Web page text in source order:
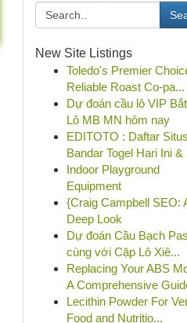
New Site Listings
Toledo's Premier
Reliable Roast Co-pa...
Dự đoán cầu lô VIP
Lô MB MN hôm nay
EDITOTO : Daftar Situs
Bandar Togel Hari Ini &
Indoor Playground
Equipment
{Craig Campbell SEO:
Deep Look
Dự đoán Cầu Bạch
cùng với Cặp Lô Xiê...
Replacing Your ABS
A Comprehensive
Lecithin Powder For
Food and Nutritio...